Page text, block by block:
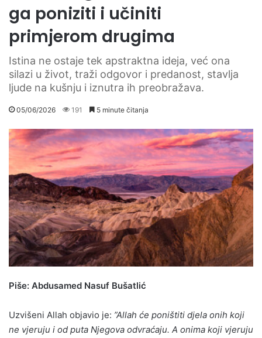
ga poniziti i učiniti
primjerom drugima
Istina ne ostaje tek apstraktna ideja, već ona
silazi u život, traži odgovor i predanost, stavlja
ljude na kušnju i iznutra ih preobražava.
05/06/2026 191 5 minute čitanja
Piše: Abdusamed Nasuf Bušatlić
Uzvišeni Allah objavio je: ”Allah će poništiti djela onih koji
ne vjeruju i od puta Njegova odvraćaju. A onima koji vjeruju